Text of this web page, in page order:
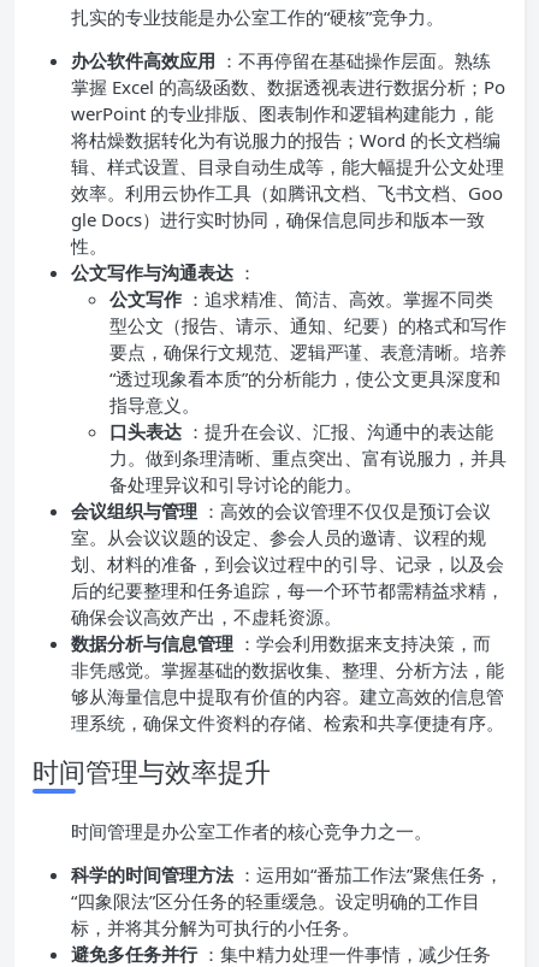
扎实的专业技能是办公室工作的“硬核”竞争力。
办公软件高效应用 ：不再停留在基础操作层面。熟练
掌握 Excel 的高级函数、数据透视表进行数据分析；Po
werPoint 的专业排版、图表制作和逻辑构建能力，能
将枯燥数据转化为有说服力的报告；Word 的长文档编
辑、样式设置、目录自动生成等，能大幅提升公文处理
效率。利用云协作工具（如腾讯文档、飞书文档、Goo
gle Docs）进行实时协同，确保信息同步和版本一致
性。
公文写作与沟通表达 ：
公文写作 ：追求精准、简洁、高效。掌握不同类
型公文（报告、请示、通知、纪要）的格式和写作
要点，确保行文规范、逻辑严谨、表意清晰。培养
“透过现象看本质”的分析能力，使公文更具深度和
指导意义。
口头表达 ：提升在会议、汇报、沟通中的表达能
力。做到条理清晰、重点突出、富有说服力，并具
备处理异议和引导讨论的能力。
会议组织与管理 ：高效的会议管理不仅仅是预订会议
室。从会议议题的设定、参会人员的邀请、议程的规
划、材料的准备，到会议过程中的引导、记录，以及会
后的纪要整理和任务追踪，每一个环节都需精益求精，
确保会议高效产出，不虚耗资源。
数据分析与信息管理 ：学会利用数据来支持决策，而
非凭感觉。掌握基础的数据收集、整理、分析方法，能
够从海量信息中提取有价值的内容。建立高效的信息管
理系统，确保文件资料的存储、检索和共享便捷有序。
时间管理与效率提升
时间管理是办公室工作者的核心竞争力之一。
科学的时间管理方法 ：运用如“番茄工作法”聚焦任务，
“四象限法”区分任务的轻重缓急。设定明确的工作目
标，并将其分解为可执行的小任务。
避免多任务并行 ：集中精力处理一件事情，减少任务